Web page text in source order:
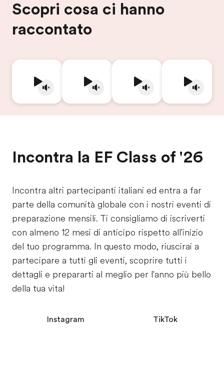
Scopri cosa ci hanno
raccontato
Incontra la EF Class of '26
Incontra altri partecipanti italiani ed entra a far
parte della comunità globale con i nostri eventi di
preparazione mensili. Ti consigliamo di iscriverti
con almeno 12 mesi di anticipo rispetto all'inizio
del tuo programma. In questo modo, riuscirai a
partecipare a tutti gli eventi, scoprire tutti i
dettagli e prepararti al meglio per l'anno più bello
della tua vita!
Instagram TikTok